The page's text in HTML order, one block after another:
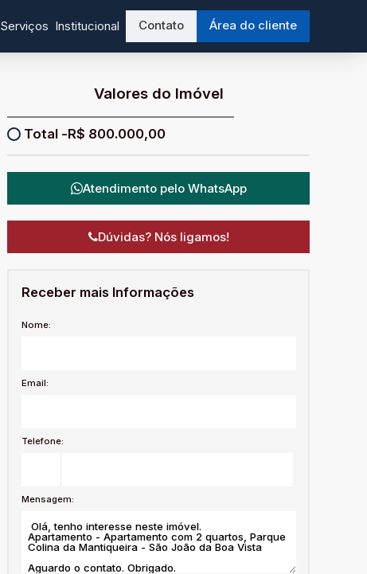
Área do cliente
Contato
Institucional
Serviços
Valores do Imóvel
R$ 800.000,00
Atendimento pelo WhatsApp
Dúvidas? Nós ligamos!
Receber mais Informações
Nome:
Email:
Telefone:
Mensagem: